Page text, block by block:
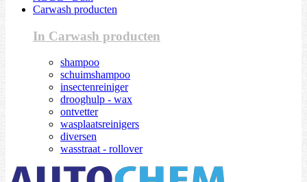
Carwash producten
In Carwash producten
shampoo
schuimshampoo
insectenreiniger
drooghulp - wax
ontvetter
wasplaatsreinigers
diversen
wasstraat - rollover